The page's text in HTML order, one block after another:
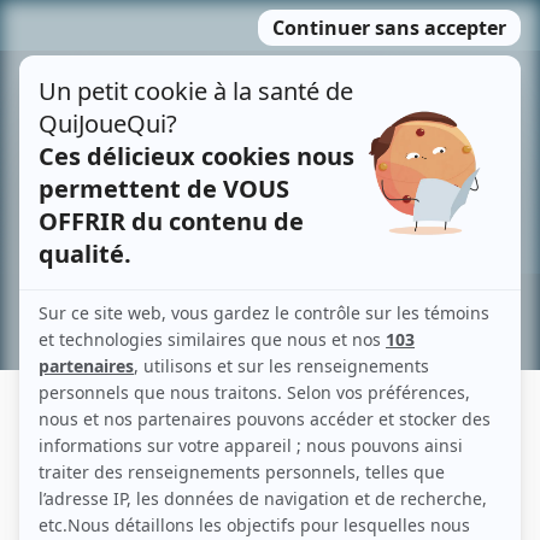
MENU
contenu
Recherche avancée »
SANDRINE VIGER-BEAULIEU
Liens
Fiche de Sandrine Viger-Beaulieu sur Showbizz.net